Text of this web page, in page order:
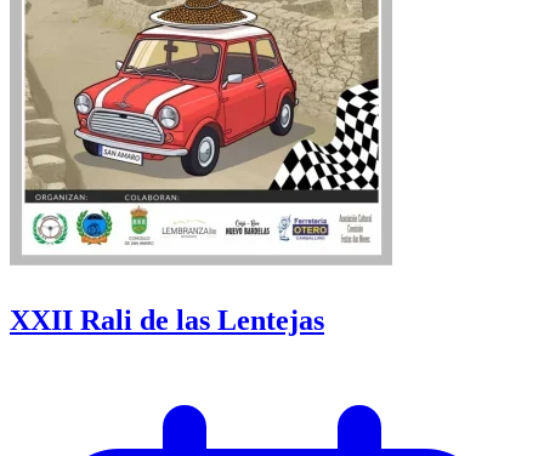
XXII Rali de las Lentejas